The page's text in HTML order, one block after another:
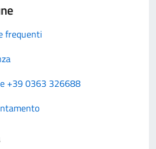
frequenti
+39 0363 326688